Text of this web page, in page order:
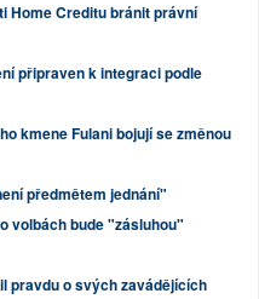
Home Creditu bránit právní
připraven k integraci podle
kmene Fulani bojují se změnou
předmětem jednání"
volbách bude "zásluhou"
pravdu o svých zavádějících